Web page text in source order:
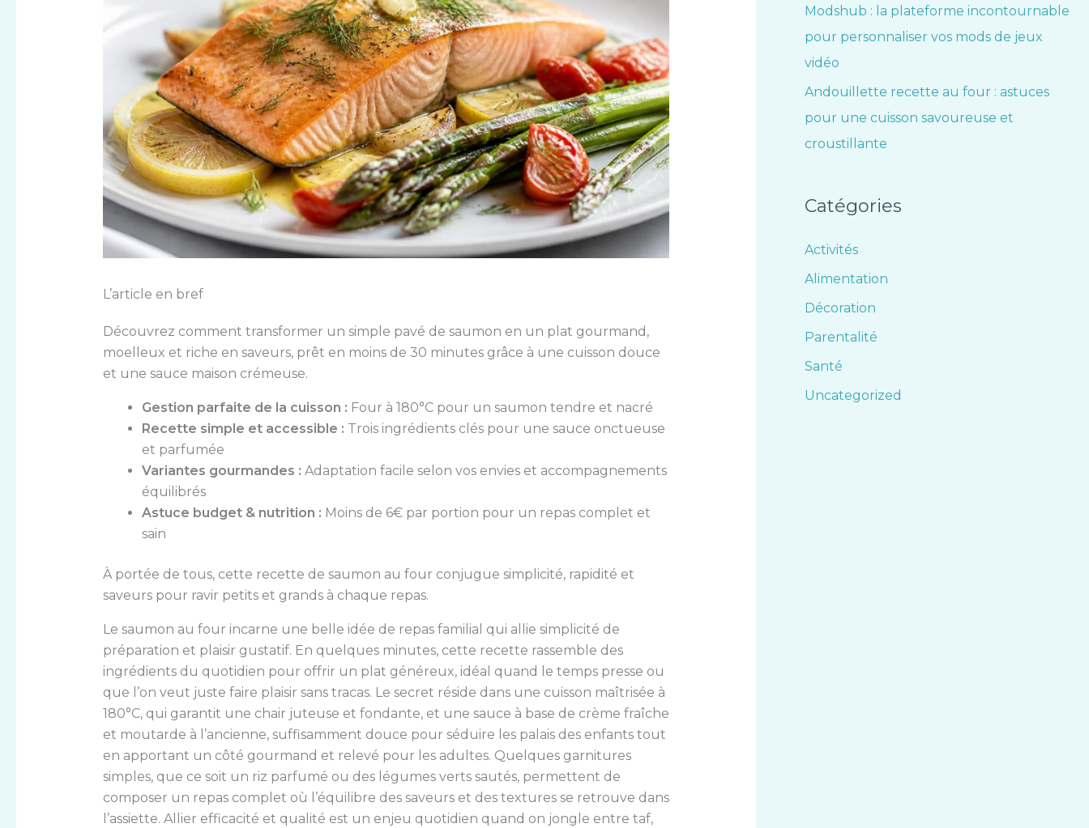
L’article en bref
Découvrez comment transformer un simple pavé de saumon en un plat gourmand,
moelleux et riche en saveurs, prêt en moins de 30 minutes grâce à une cuisson douce
et une sauce maison crémeuse.
Gestion parfaite de la cuisson : Four à 180°C pour un saumon tendre et nacré
Recette simple et accessible : Trois ingrédients clés pour une sauce onctueuse
et parfumée
Variantes gourmandes : Adaptation facile selon vos envies et accompagnements
équilibrés
Astuce budget & nutrition : Moins de 6€ par portion pour un repas complet et
sain
À portée de tous, cette recette de saumon au four conjugue simplicité, rapidité et
saveurs pour ravir petits et grands à chaque repas.
Le saumon au four incarne une belle idée de repas familial qui allie simplicité de
préparation et plaisir gustatif. En quelques minutes, cette recette rassemble des
ingrédients du quotidien pour offrir un plat généreux, idéal quand le temps presse ou
que l’on veut juste faire plaisir sans tracas. Le secret réside dans une cuisson maîtrisée à
180°C, qui garantit une chair juteuse et fondante, et une sauce à base de crème fraîche
et moutarde à l’ancienne, suffisamment douce pour séduire les palais des enfants tout
en apportant un côté gourmand et relevé pour les adultes. Quelques garnitures
simples, que ce soit un riz parfumé ou des légumes verts sautés, permettent de
composer un repas complet où l’équilibre des saveurs et des textures se retrouve dans
l’assiette. Allier efficacité et qualité est un enjeu quotidien quand on jongle entre taf,
Modshub : la plateforme incontournable
pour personnaliser vos mods de jeux
vidéo
Andouillette recette au four : astuces
pour une cuisson savoureuse et
croustillante
Catégories
Activités
Alimentation
Décoration
Parentalité
Santé
Uncategorized